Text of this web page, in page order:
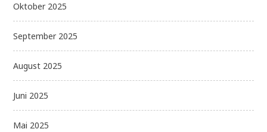
Oktober 2025
September 2025
August 2025
Juni 2025
Mai 2025